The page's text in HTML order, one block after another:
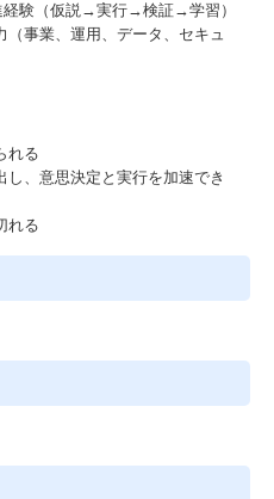
経験（仮説→実行→検証→学習）
（事業、運用、データ、セキュ
れる
し、意思決定と実行を加速でき
れる